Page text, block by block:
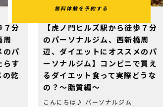
無料体験を予約する
７分
周
のパ
らす
の乾
【虎ノ門ヒルズ駅から徒歩７分
のパーソナルジム、西新橋周
辺、ダイエットにオススメのパ
ーソナルジム】コンビニで買え
るダイエット食って実際どうな
の？〜脂質編〜
こんにちは♪ パーソナルジム